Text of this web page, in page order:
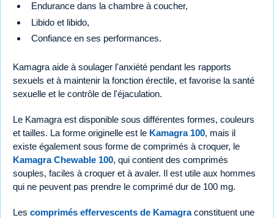
Endurance dans la chambre à coucher,
Libido et libido,
Confiance en ses performances.
Kamagra aide à soulager l'anxiété pendant les rapports
sexuels et à maintenir la fonction érectile, et favorise la santé
sexuelle et le contrôle de l'éjaculation.
Le Kamagra est disponible sous différentes formes, couleurs
et tailles. La forme originelle est le Kamagra 100, mais il
existe également sous forme de comprimés à croquer, le
Kamagra Chewable 100, qui contient des comprimés
souples, faciles à croquer et à avaler. Il est utile aux hommes
qui ne peuvent pas prendre le comprimé dur de 100 mg.
Les comprimés effervescents de Kamagraconstituent une